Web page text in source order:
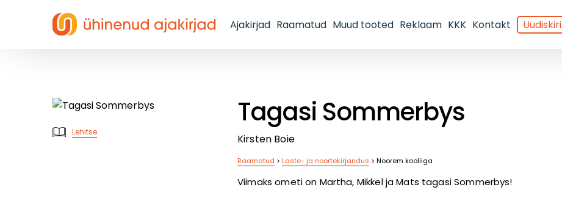
Ajakirjad Raamatud Muud tooted Reklaam KKK Kontakt Uudiskiri
Lehitse
Tagasi Sommerbys
Kirsten Boie
Raamatud > Laste- ja noortekirjandus > Noorem kooliiga
Viimaks ometi on Martha, Mikkel ja Mats tagasi Sommerbys!